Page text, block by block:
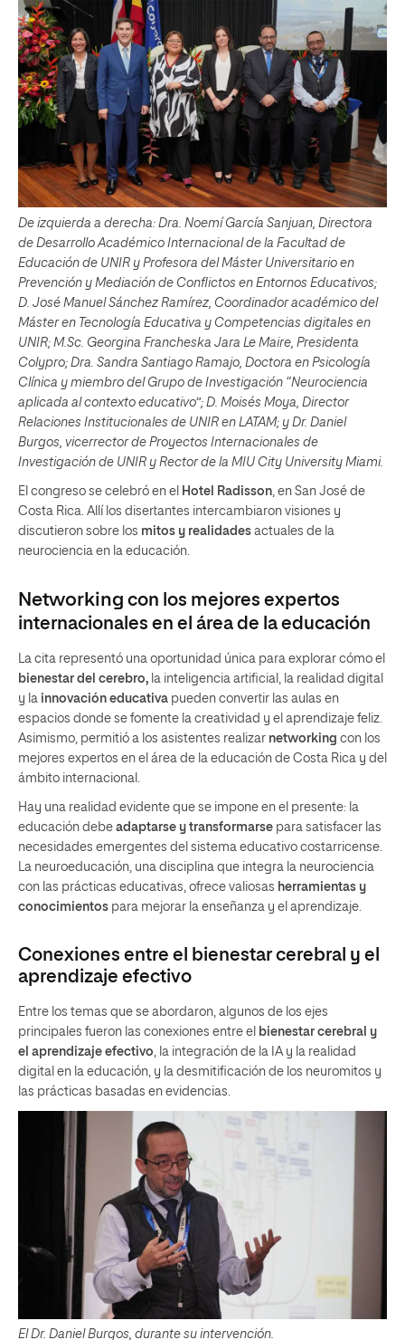
De izquierda a derecha: Dra. Noemí García Sanjuan, Directora
de Desarrollo Académico Internacional de la Facultad de
Educación de UNIR y Profesora del Máster Universitario en
Prevención y Mediación de Conflictos en Entornos Educativos;
D. José Manuel Sánchez Ramírez, Coordinador académico del
Máster en Tecnología Educativa y Competencias digitales en
UNIR; M.Sc. Georgina Francheska Jara Le Maire, Presidenta
Colypro; Dra. Sandra Santiago Ramajo, Doctora en Psicología
Clínica y miembro del Grupo de Investigación “Neurociencia
aplicada al contexto educativo”; D. Moisés Moya, Director
Relaciones Institucionales de UNIR en LATAM; y Dr. Daniel
Burgos, vicerrector de Proyectos Internacionales de
Investigación de UNIR y Rector de la MIU City University Miami.
El congreso se celebró en el Hotel Radisson, en San José de
Costa Rica. Allí los disertantes intercambiaron visiones y
discutieron sobre los mitos y realidades actuales de la
neurociencia en la educación.
Networking con los mejores expertos
internacionales en el área de la educación
La cita representó una oportunidad única para explorar cómo el
bienestar del cerebro, la inteligencia artificial, la realidad digital
y la innovación educativa pueden convertir las aulas en
espacios donde se fomente la creatividad y el aprendizaje feliz.
Asimismo, permitió a los asistentes realizar networking con los
mejores expertos en el área de la educación de Costa Rica y del
ámbito internacional.
Hay una realidad evidente que se impone en el presente: la
educación debe adaptarse y transformarse para satisfacer las
necesidades emergentes del sistema educativo costarricense.
La neuroeducación, una disciplina que integra la neurociencia
con las prácticas educativas, ofrece valiosas herramientas y
conocimientos para mejorar la enseñanza y el aprendizaje.
Conexiones entre el bienestar cerebral y el
aprendizaje efectivo
Entre los temas que se abordaron, algunos de los ejes
principales fueron las conexiones entre el bienestar cerebral y
el aprendizaje efectivo, la integración de la IA y la realidad
digital en la educación, y la desmitificación de los neuromitos y
las prácticas basadas en evidencias.
El Dr. Daniel Burgos, durante su intervención.